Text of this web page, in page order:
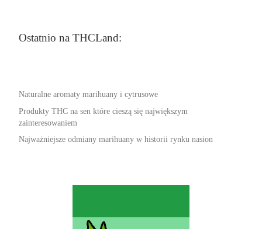
Ostatnio na THCLand:
Naturalne aromaty marihuany i cytrusowe
Produkty THC na sen które cieszą się największym
zainteresowaniem
Najważniejsze odmiany marihuany w historii rynku nasion